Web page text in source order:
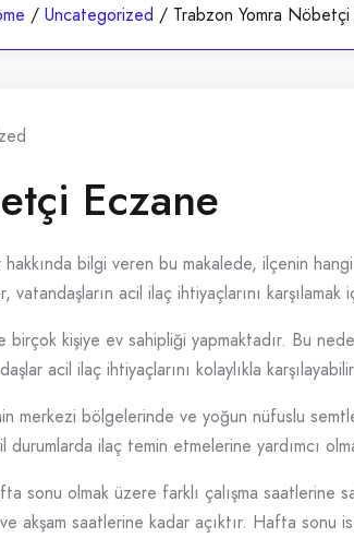
/ Uncategorized / Trabzon Yomra
Eczane
bilgi veren bu makalede, ilçenin
acil ilaç ihtiyaçlarını karşılamak
birçok kişiye ev sahipliği yapmaktadır. Bu
acil ilaç ihtiyaçlarını kolaylıkla
merkezi bölgelerinde ve yoğun nüfuslu
ilaç temin etmelerine yardımcı
sonu olmak üzere farklı çalışma
akşam saatlerine kadar açıktır. Hafta